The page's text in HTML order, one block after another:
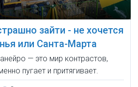
зайти - не хочется
или Санта-Марта
— это мир контрастов,
пугает и притягивает.